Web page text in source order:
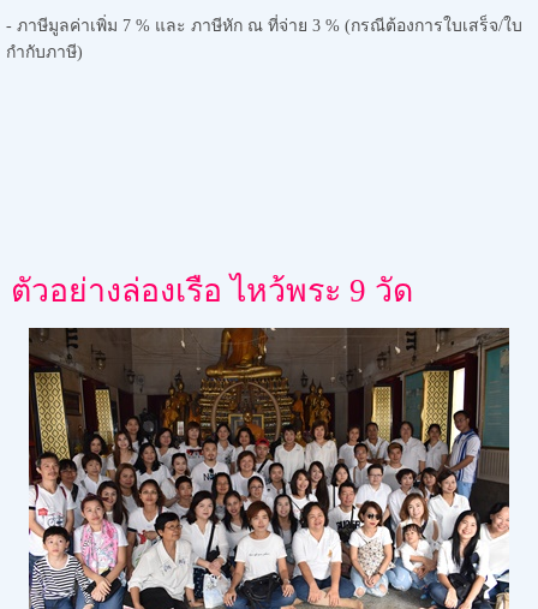
- ภาษีมูลค่าเพิ่ม 7 % และ ภาษีหัก ณ ที่จ่าย 3 % (กรณีต้องการใบเสร็จ/ใบ
กำกับภาษี)
ตัวอย่างล่องเรือ ไหว้พระ 9 วัด